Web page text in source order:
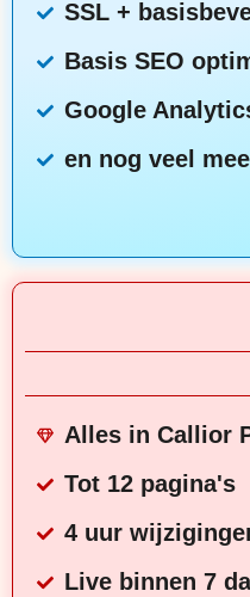
SSL +
Basis SEO
Google
en nog veel
Alles in Callior
Tot 12 pagina's
4 uur
Live binnen 7